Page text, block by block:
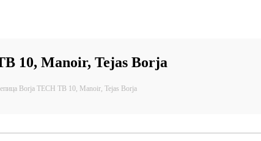
Tejas Borja
10, Manoir, Tejas Borja
Borja TECH TB 10, Manoir, Tejas Borja